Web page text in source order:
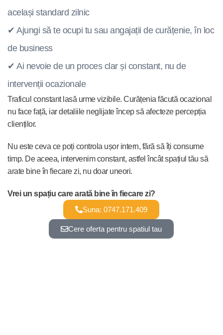
același standard zilnic
✔ Ajungi să te ocupi tu sau angajații de curățenie, în loc
de business
✔ Ai nevoie de un proces clar și constant, nu de
intervenții ocazionale
Traficul constant lasă urme vizibile. Curățenia făcută ocazional
nu face față, iar detaliile neglijate încep să afecteze percepția
clienților.
Nu este ceva ce poți controla ușor intern, fără să îți consume
timp. De aceea, intervenim constant, astfel încât spațiul tău să
arate bine în fiecare zi, nu doar uneori.
Vrei un spațiu care arată bine în fiecare zi?
Suna: 0747.171.409
Cere oferta pentru spatiul tau